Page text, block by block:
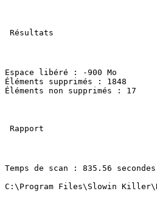
 Résultats
Espace libéré : -900 Mo
Éléments supprimés : 1848
Éléments non supprimés : 17
 Rapport
Temps de scan : 835.56 secondes